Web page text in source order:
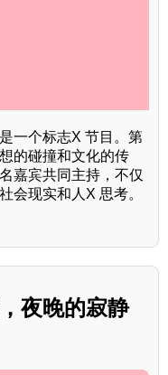
一个标志X 节目。第
的碰撞和文化的传
嘉宾共同主持，不仅
会现实和人X 思考。
夜晚的寂静